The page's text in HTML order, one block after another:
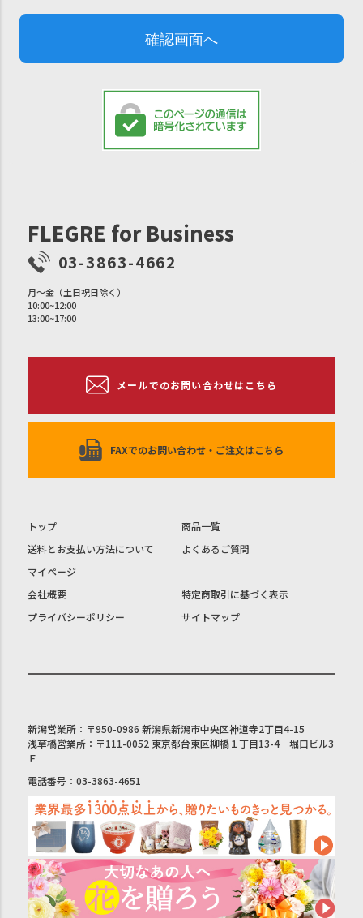
FLEGRE for Business
03-3863-4662
月〜金（土日祝日除く）
10:00~12:00
13:00~17:00
メールでのお問い合わせはこちら
FAXでのお問い合わせ・ご注文はこちら
トップ
商品一覧
送料とお支払い方法について
よくあるご質問
マイページ
会社概要
特定商取引に基づく表示
プライバシーポリシー
サイトマップ
新潟営業所：〒950-0986 新潟県新潟市中央区神道寺2丁目4-15
浅草橋営業所：〒111-0052 東京都台東区柳橋１丁目13-4 堀口ビル3
Ｆ
電話番号：03-3863-4651